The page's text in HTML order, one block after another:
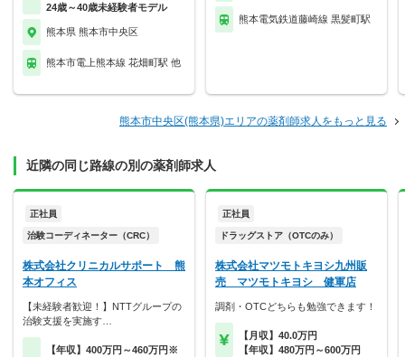
24歳～40歳未経験者モデル
熊本県 熊本市中央区
熊本市電上熊本線 花畑町駅 他
熊本電気鉄道藤崎線 黒髪町駅
熊本市中央区(熊本県)エリアの薬剤師求人をもっと見る
近隣の同じ路線の別の薬剤師求人
正社員
治験コーディネーター（CRC）
株式会社クリニカルサポート 熊
本オフィス
【未経験者歓迎！】NTTグループの
治験支援を実施す…
【年収】400万円～460万円※
正社員
ドラッグストア（OTCのみ）
株式会社マツモトキヨシ九州販
売 マツモトキヨシ 健軍店
調剤・OTCどちらも勉強できます！
【月収】40.0万円
【年収】480万円～600万円